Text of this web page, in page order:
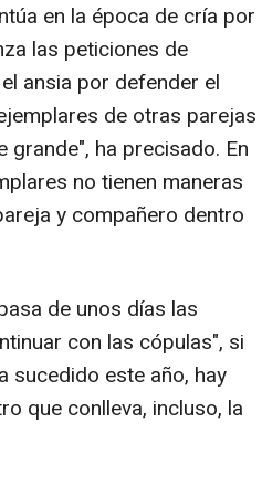
en la época de cría por
las peticiones de
ansia por defender el
de otras parejas
ha precisado. En
no tienen maneras
y compañero dentro
de unos días las
con las cópulas", si
sucedido este año, hay
que conlleva, incluso, la